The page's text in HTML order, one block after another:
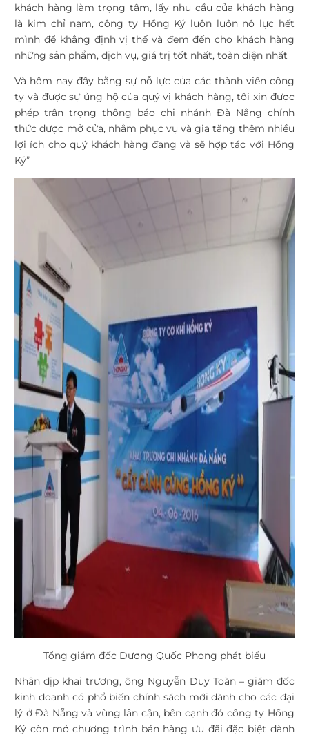
khách hàng làm trọng tâm, lấy nhu cầu của khách hàng
là kim chỉ nam, công ty Hồng Ký luôn luôn nỗ lực hết
mình để khẳng định vị thế và đem đến cho khách hàng
những sản phẩm, dịch vụ, giá trị tốt nhất, toàn diện nhất
Và hôm nay đây bằng sự nỗ lực của các thành viên công
ty và được sự ủng hộ của quý vị khách hàng, tôi xin được
phép trân trọng thông báo chi nhánh Đà Nằng chính
thức dược mở cửa, nhằm phục vụ và gia tăng thêm nhiều
lợi ích cho quý khách hàng đang và sẽ hợp tác với Hồng
Ký”
Tổng giám đốc Dương Quốc Phong phát biểu
Nhân dịp khai trương, ông Nguyễn Duy Toàn – giám đốc
kinh doanh có phổ biến chính sách mới dành cho các đại
lý ở Đà Nẵng và vùng lân cận, bên cạnh đó công ty Hồng
Ký còn mở chương trình bán hàng ưu đãi đặc biệt dành